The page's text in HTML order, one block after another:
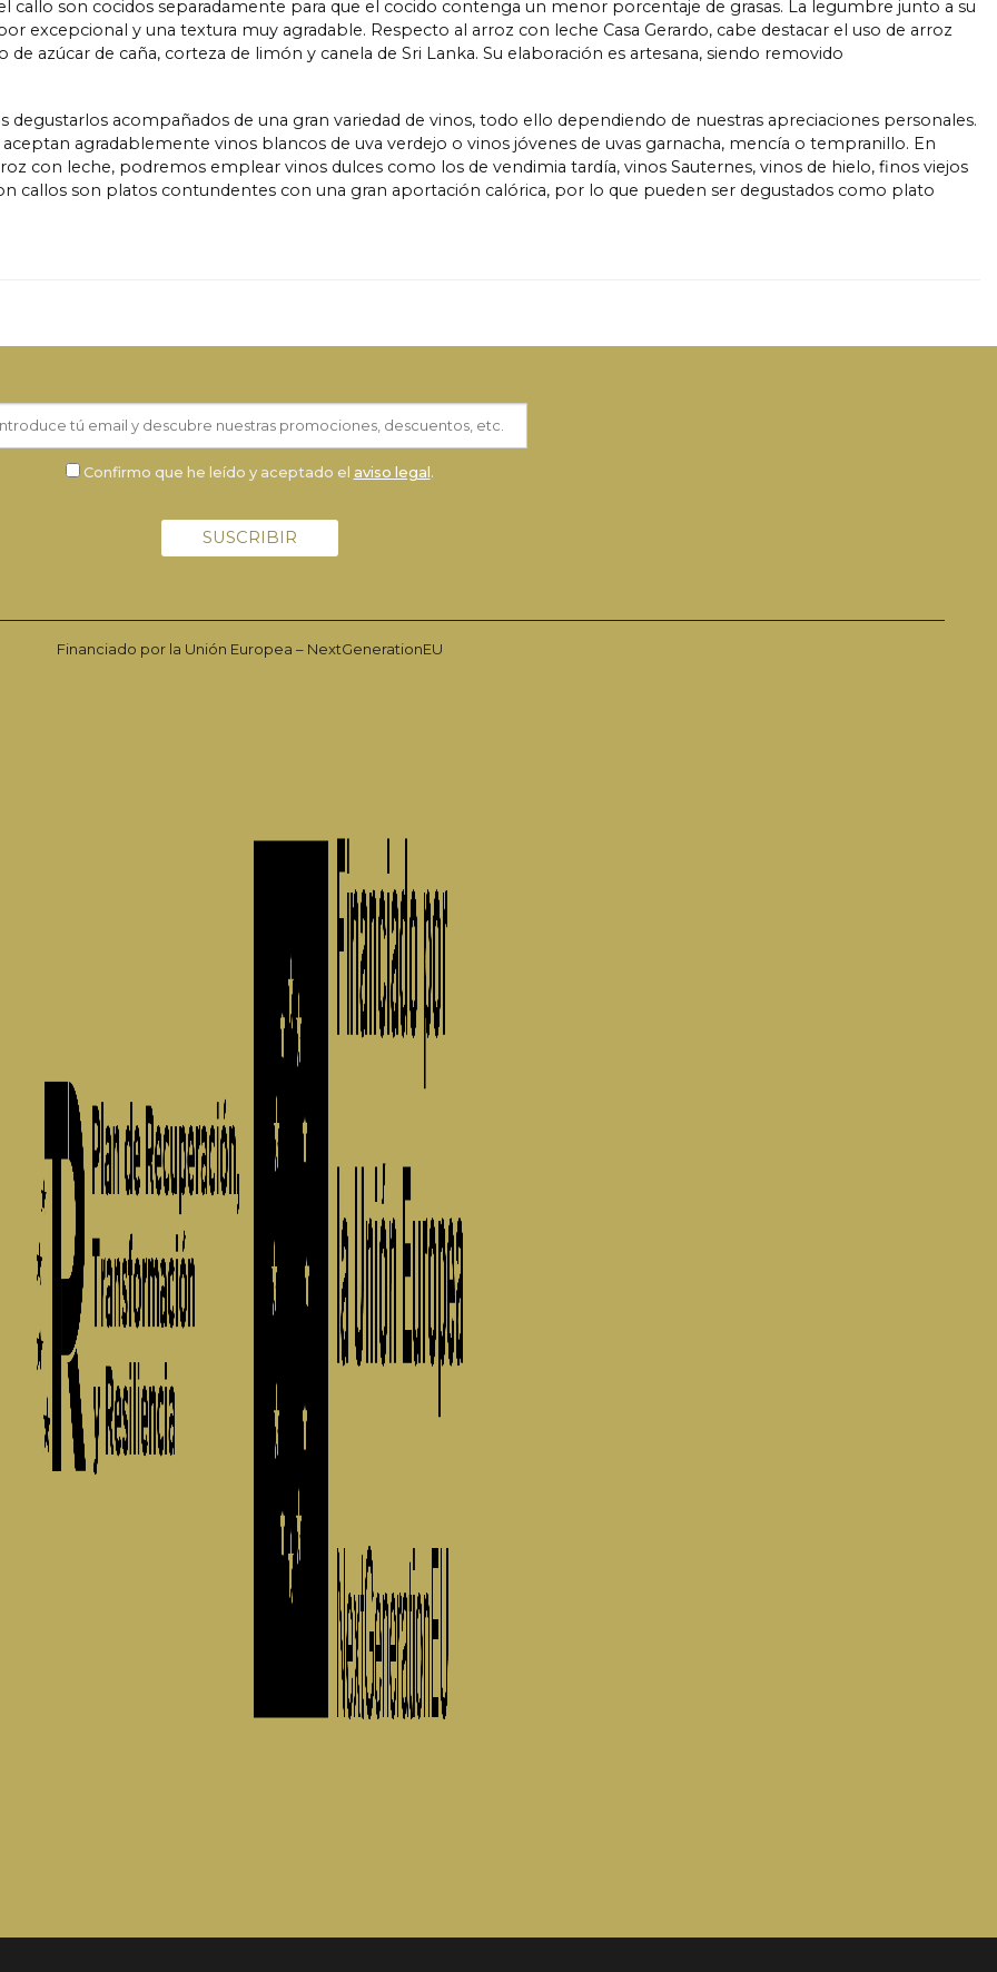
callo son cocidos separadamente para que el cocido contenga un menor porcentaje de grasas. La legumbre junto a su
excepcional y una textura muy agradable. Respecto al arroz con leche Casa Gerardo, cabe destacar el uso de arroz
azúcar de caña, corteza de limón y canela de Sri Lanka. Su elaboración es artesana, siendo removido
degustarlos acompañados de una gran variedad de vinos, todo ello dependiendo de nuestras apreciaciones personales.
agradablemente vinos blancos de uva verdejo o vinos jóvenes de uvas garnacha, mencía o tempranillo. En
con leche, podremos emplear vinos dulces como los de vendimia tardía, vinos Sauternes, vinos de hielo, finos viejos
callos son platos contundentes con una gran aportación calórica, por lo que pueden ser degustados como plato
Confirmo que he leído y aceptado el aviso legal.
Financiado por la Unión Europea – NextGenerationEU